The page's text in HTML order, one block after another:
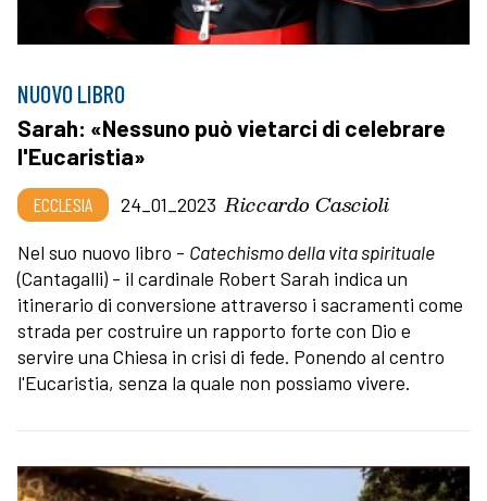
NUOVO LIBRO
Sarah: «Nessuno può vietarci di celebrare
l'Eucaristia»
ECCLESIA 24_01_2023 Riccardo Cascioli
Nel suo nuovo libro - Catechismo della vita spirituale
(Cantagalli) - il cardinale Robert Sarah indica un
itinerario di conversione attraverso i sacramenti come
strada per costruire un rapporto forte con Dio e
servire una Chiesa in crisi di fede. Ponendo al centro
l'Eucaristia, senza la quale non possiamo vivere.